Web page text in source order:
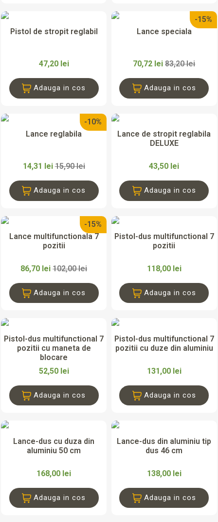
Pistol de stropit reglabil
47,20 lei
Adauga in cos
Lance speciala
70,72 lei83,20 lei
-15%
Adauga in cos
Lance reglabila
14,31 lei15,90 lei
-10%
Adauga in cos
Lance de stropit reglabila
DELUXE
43,50 lei
Adauga in cos
Lance multifunctionala 7
pozitii
86,70 lei102,00 lei
-15%
Adauga in cos
Pistol-dus multifunctional 7
pozitii
118,00 lei
Adauga in cos
Pistol-dus multifunctional 7
pozitii cu maneta de
blocare
52,50 lei
Adauga in cos
Pistol-dus multifunctional 7
pozitii cu duze din aluminiu
131,00 lei
Adauga in cos
Lance-dus cu duza din
aluminiu 50 cm
168,00 lei
Adauga in cos
Lance-dus din aluminiu tip
dus 46 cm
138,00 lei
Adauga in cos